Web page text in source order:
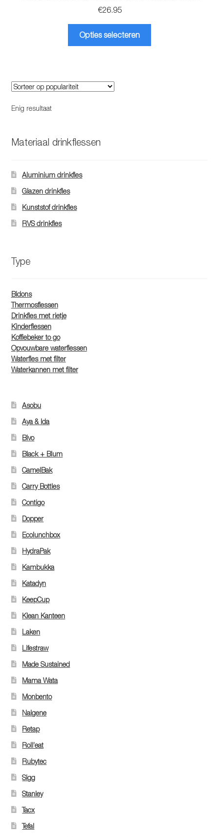
€26.95
Opties selecteren
Enig resultaat
Materiaal drinkflessen
Aluminium drinkfles
Glazen drinkfles
Kunststof drinkfles
RVS drinkfles
Type
Bidons
Thermosflessen
Drinkfles met rietje
Kinderflessen
Koffiebeker to go
Opvouwbare waterflessen
Waterfles met filter
Waterkannen met filter
Asobu
Aya & Ida
Bivo
Black + Blum
CamelBak
Carry Bottles
Contigo
Dopper
Ecolunchbox
HydraPak
Kambukka
Katadyn
KeepCup
Klean Kanteen
Laken
Lifestraw
Made Sustained
Mama Wata
Monbento
Nalgene
Retap
Roll’eat
Rubytec
Sigg
Stanley
Tacx
Tefal